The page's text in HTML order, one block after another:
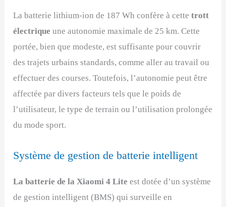
La batterie lithium-ion de 187 Wh confère à cette trott
électrique une autonomie maximale de 25 km. Cette
portée, bien que modeste, est suffisante pour couvrir
des trajets urbains standards, comme aller au travail ou
effectuer des courses. Toutefois, l’autonomie peut être
affectée par divers facteurs tels que le poids de
l’utilisateur, le type de terrain ou l’utilisation prolongée
du mode sport.
Système de gestion de batterie intelligent
La batterie de la Xiaomi 4 Lite est dotée d’un système
de gestion intelligent (BMS) qui surveille en